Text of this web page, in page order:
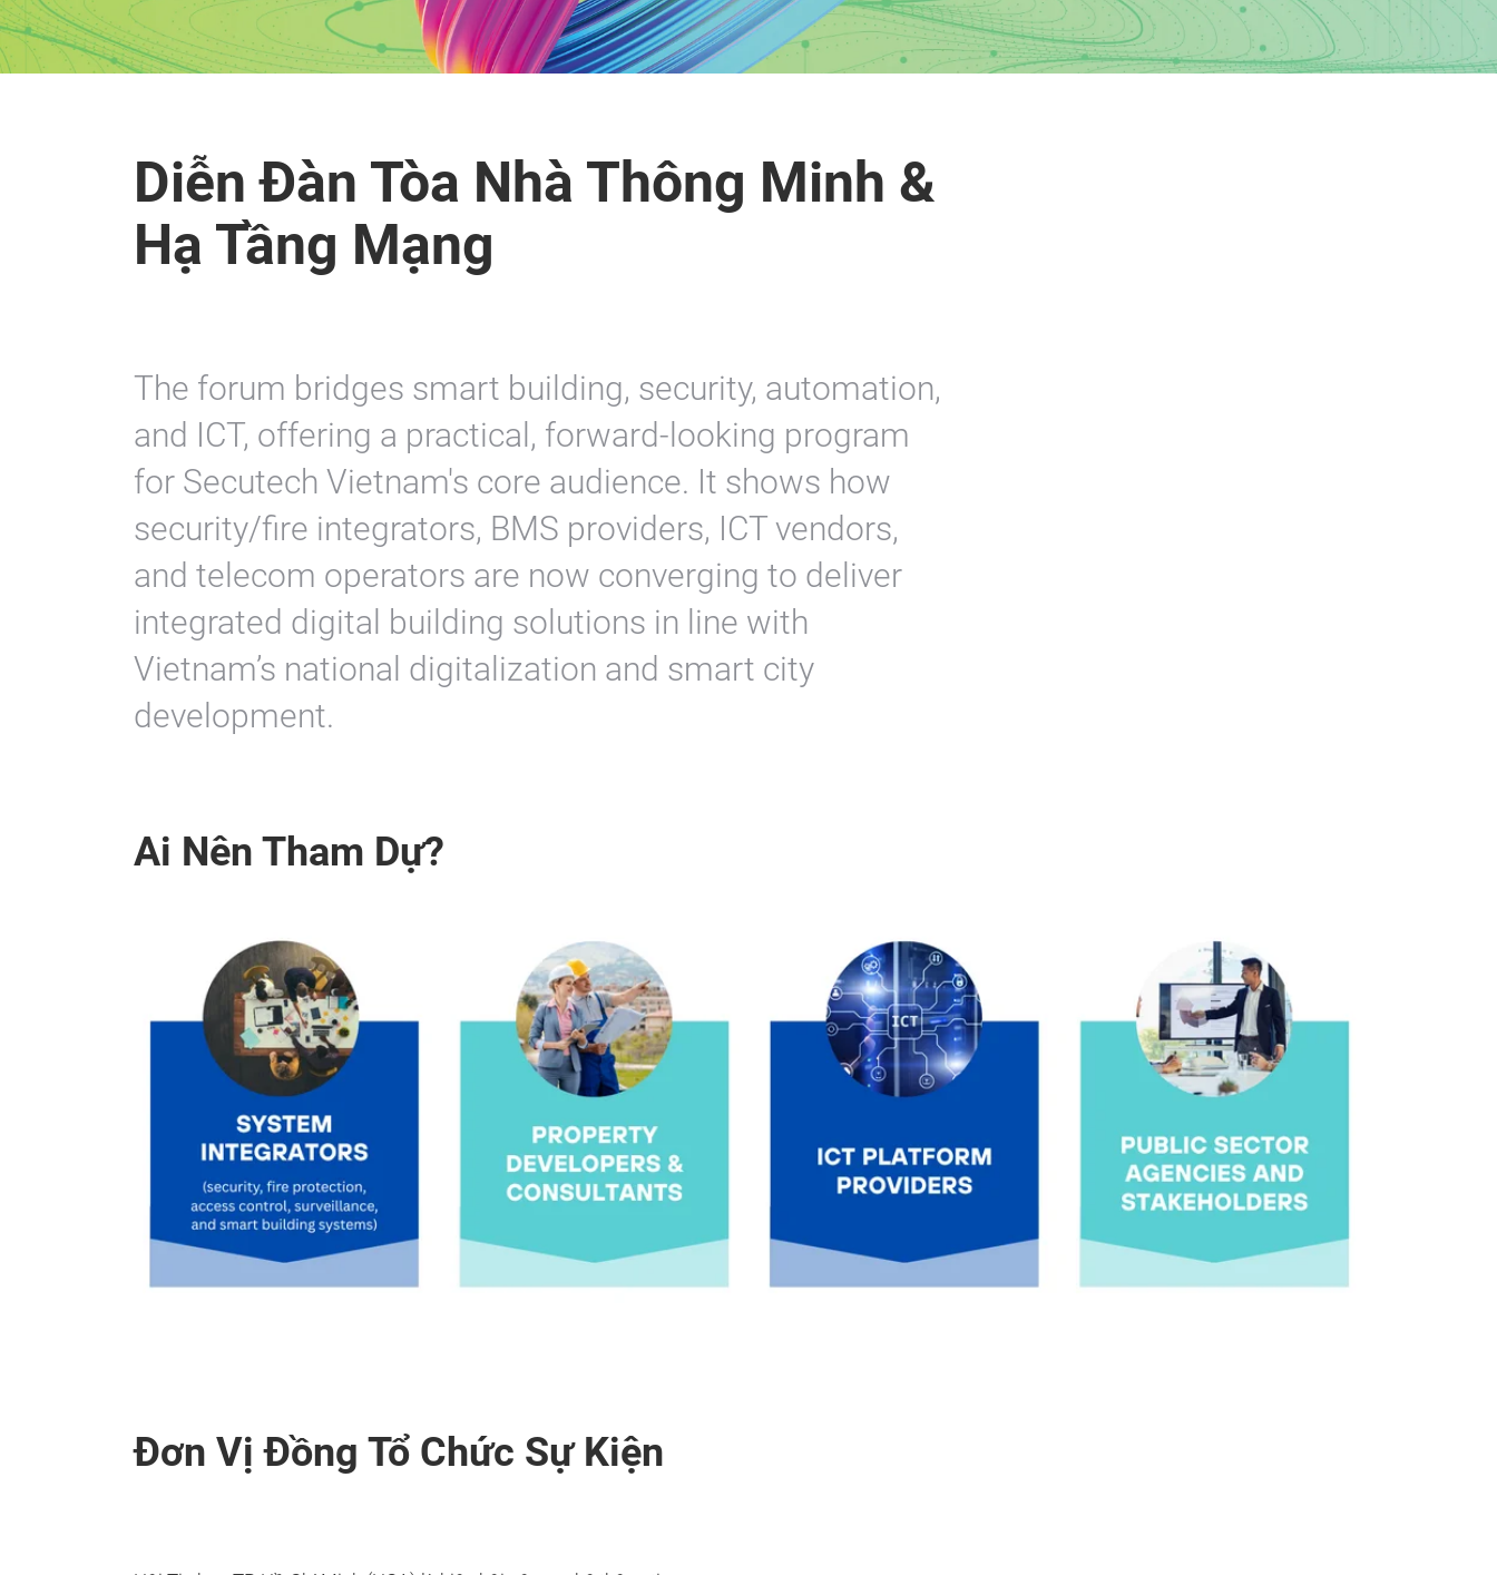
Diễn Đàn Tòa Nhà Thông Minh &
Hạ Tầng Mạng
The forum bridges smart building, security, automation,
and ICT, offering a practical, forward-looking program
for Secutech Vietnam's core audience. It shows how
security/fire integrators, BMS providers, ICT vendors,
and telecom operators are now converging to deliver
integrated digital building solutions in line with
Vietnam’s national digitalization and smart city
development.
Ai Nên Tham Dự?
Đơn Vị Đồng Tổ Chức Sự Kiện